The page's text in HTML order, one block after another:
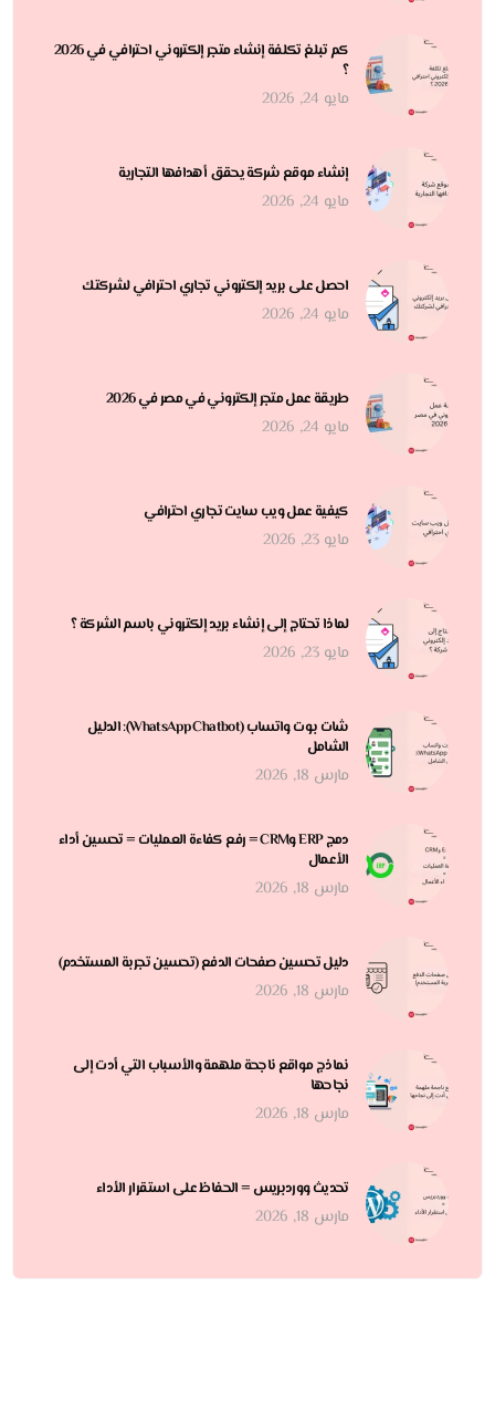
كم تبلغ تكلفة إنشاء متجر إلكتروني احترافي في 2026
؟
مايو 24, 2026
إنشاء موقع شركة يحقق أهدافها التجارية
مايو 24, 2026
احصل على بريد إلكتروني تجاري احترافي لشركتك
مايو 24, 2026
طريقة عمل متجر إلكتروني في مصر في 2026
مايو 24, 2026
كيفية عمل ويب سايت تجاري احترافي
مايو 23, 2026
لماذا تحتاج إلى إنشاء بريد إلكتروني باسم الشركة ؟
مايو 23, 2026
شات بوت واتساب (WhatsApp Chatbot): الدليل
الشامل
مارس 18, 2026
دمج ERP وCRM = رفع كفاءة العمليات = تحسين أداء
الأعمال
مارس 18, 2026
دليل تحسين صفحات الدفع (تحسين تجربة المستخدم)
مارس 18, 2026
نماذج مواقع ناجحة ملهمة والأسباب التي أدت إلى
نجاحها
مارس 18, 2026
تحديث ووردبريس = الحفاظ على استقرار الأداء
مارس 18, 2026